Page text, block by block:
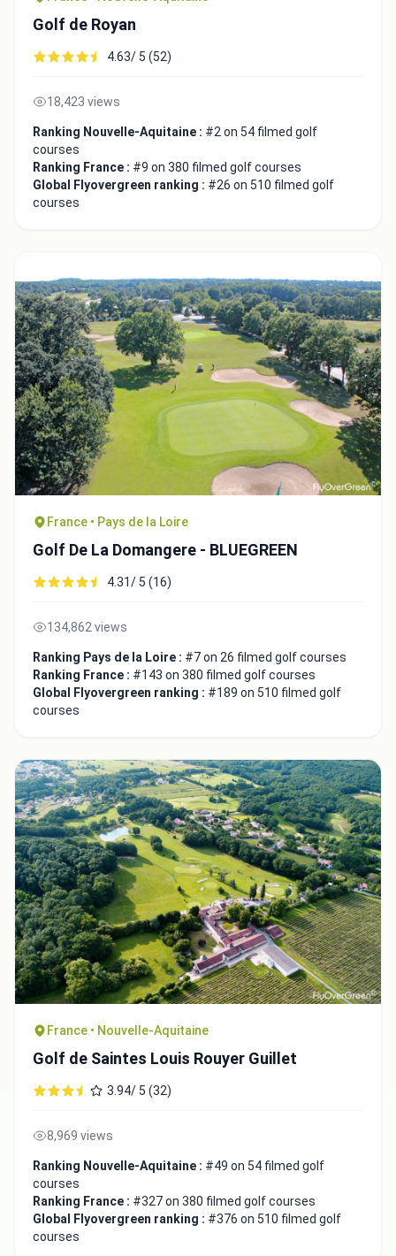
Golf de Royan
4.63/ 5 (52)
18,423 views
Ranking Nouvelle-Aquitaine : #2 on 54 filmed golf
courses
Ranking France : #9 on 380 filmed golf courses
Global Flyovergreen ranking : #26 on 510 filmed golf
courses
France • Pays de la Loire
Golf De La Domangere - BLUEGREEN
4.31/ 5 (16)
134,862 views
Ranking Pays de la Loire : #7 on 26 filmed golf courses
Ranking France : #143 on 380 filmed golf courses
Global Flyovergreen ranking : #189 on 510 filmed golf
courses
France • Nouvelle-Aquitaine
Golf de Saintes Louis Rouyer Guillet
3.94/ 5 (32)
8,969 views
Ranking Nouvelle-Aquitaine : #49 on 54 filmed golf
courses
Ranking France : #327 on 380 filmed golf courses
Global Flyovergreen ranking : #376 on 510 filmed golf
courses
Close